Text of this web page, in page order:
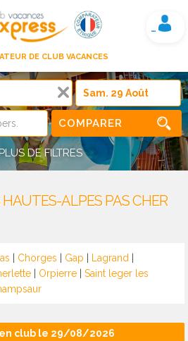
DE CLUB VACANCES
Mon compte
COMPARER
DE FILTRES
ALPES PAS CHER
Chorges Gap Lagrand
Orpierre
Saint leger les
en club le 29/08/2026